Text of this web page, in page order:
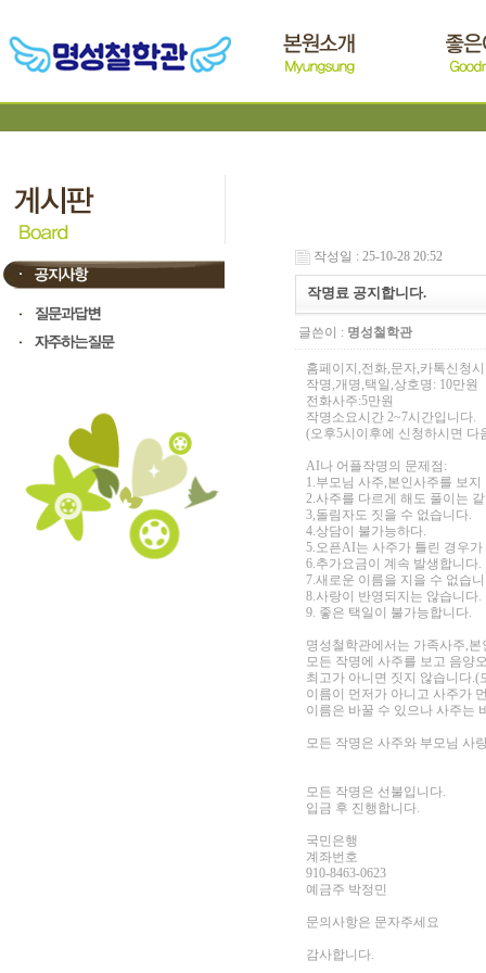
작성일 : 25-10-28 20:52
작명료 공지합니다.
글쓴이 : 명성철학관
홈페이지,전화,문자,카톡신청시
작명,개명,택일,상호명: 10만원
전화사주:5만원
작명소요시간 2~7시간입니다.
(오후5시이후에 신청하시면 다
AI나 어플작명의 문제점:
1.부모님 사주,본인사주를 보
2.사주를 다르게 해도 풀이는
3,돌림자도 짓을 수 없습니다.
4.상담이 불가능하다.
5.오픈AI는 사주가 틀린 경우가
6.추가요금이 계속 발생합니다.
7.새로운 이름을 지을 수 없습
8.사랑이 반영되지는 않습니다.
9. 좋은 택일이 불가능합니다.
명성철학관에서는 가족사주,
모든 작명에 사주를 보고 음양
최고가 아니면 짓지 않습니다
이름이 먼저가 아니고 사주가
이름은 바꿀 수 있으나 사주는
모든 작명은 사주와 부모님 사
모든 작명은 선불입니다.
입금 후 진행합니다.
국민은행
계좌번호
910-8463-0623
예금주 박정민
문의사항은 문자주세요
감사합니다.